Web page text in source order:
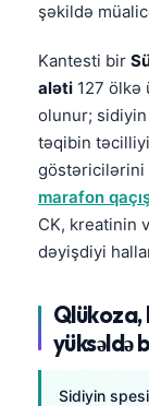
şəkildə
Kantesti bir
aləti 127 ölkə
olunur; sidiyin
təqibin
göstəricilərini
marafon
CK, kreatinin
dəyişdiyi
Qlükoza,
yüksəldə
Sidiyin
اردو
मराठी
தமிழ்
ગુજરાતી
ಕನ್ನಡ
മലയാളം
Bahasa
Tiếng
Tagalog